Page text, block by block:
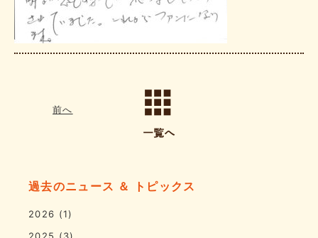
前へ
過去のニュース ＆ トピックス
2026 (1)
2025 (3)